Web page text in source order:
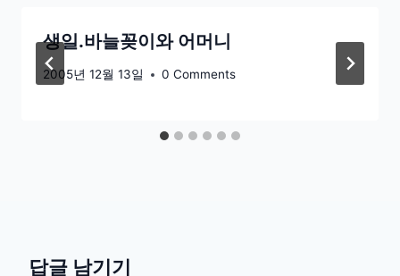
생일.바늘꽂이와 어머니
2005년 12월 13일 0 Comments
답글 남기기